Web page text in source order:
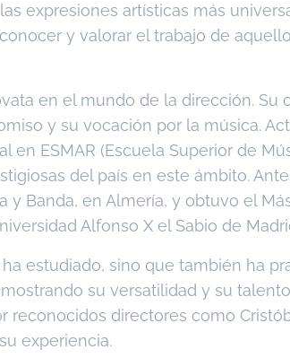
expresiones artísticas más
y valorar el trabajo de
en el mundo de la dirección. Su
y su vocación por la música.
en ESMAR (Escuela Superior de
del país en este ámbito.
y Banda, en Almería, y obtuvo el
Alfonso X el Sabio de
estudiado, sino que también ha
su versatilidad y su
reconocidos directores como
experiencia.